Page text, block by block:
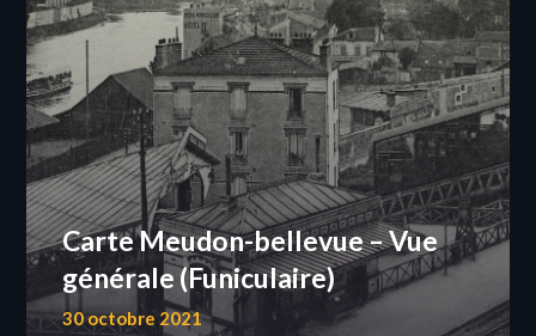
Carte Meudon-bellevue – Vue
générale (Funiculaire)
30 octobre 2021